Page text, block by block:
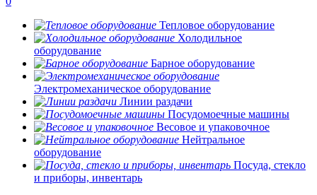
Тепловое оборудование
Холодильное
оборудование
Барное оборудование
Электромеханическое оборудование
Линии раздачи
Посудомоечные машины
Весовое и упаковочное
Нейтральное
оборудование
Посуда, стекло
и приборы, инвентарь